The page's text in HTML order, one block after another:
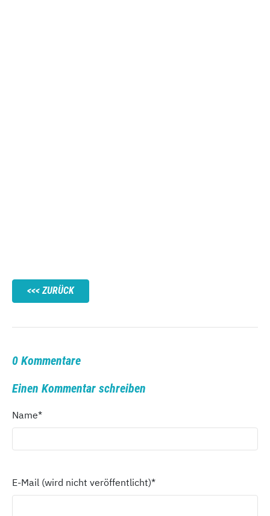
ZURÜCK
0 Kommentare
Einen Kommentar schreiben
Name*
E-Mail (wird nicht veröffentlicht)*